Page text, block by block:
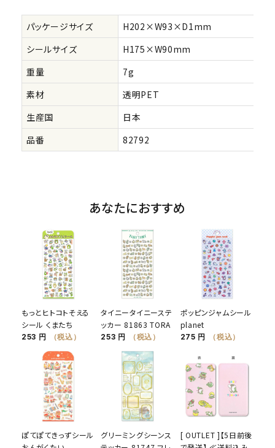
パッケージサイズ
H202×W93×D1mm
シールサイズ
H175×W90mm
重量
7g
素材
透明PET
生産国
日本
品番
82792
あなたにおすすめ
もっとヒトコトそえる
シール くまたち
253 円 （税込）
タイニータイニーステ
ッカー 81863 TORA
253 円 （税込）
ポッピンジャムシール
planet
275 円 （税込）
ぽてぽてきっずシール
グリーミングシーンス
[ OUTLET ]【5日前後